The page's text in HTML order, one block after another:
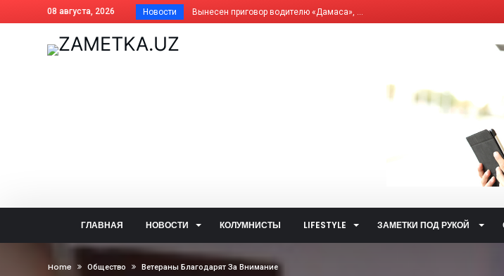
08 августа, 2026 Новости Почему фисташки такие дорогие, что влияет на и...
Незнание закона не освобождает от ответственно...
— Алло, кто говорит? — Душа!...
ГЛАВНАЯ НОВОСТИ КОЛУМНИСТЫ LIFESTYLE ЗАМЕТКИ ПОД РУКОЙ
Home Общество Ветераны Благодарят За Внимание